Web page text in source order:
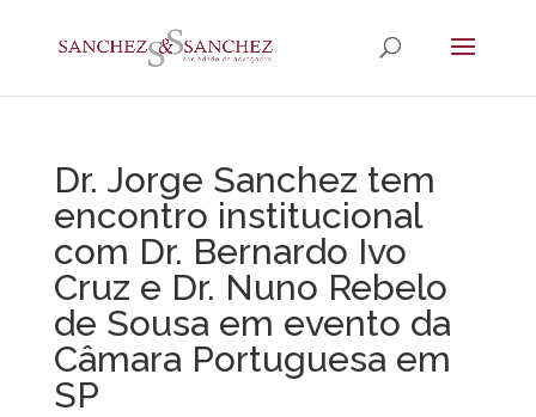
Dr. Jorge Sanchez tem
encontro institucional
com Dr. Bernardo Ivo
Cruz e Dr. Nuno Rebelo
de Sousa em evento da
Câmara Portuguesa em
SP